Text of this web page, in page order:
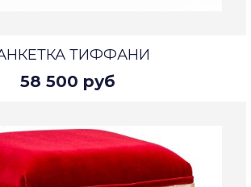
ТИФФАНИ
58 500 руб